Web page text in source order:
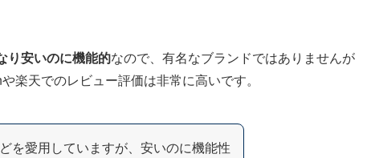
り安いのに機能的なので、有名なブランドではありませんが
楽天でのレビュー評価は非常に高いです。
を愛用していますが、安いのに機能性